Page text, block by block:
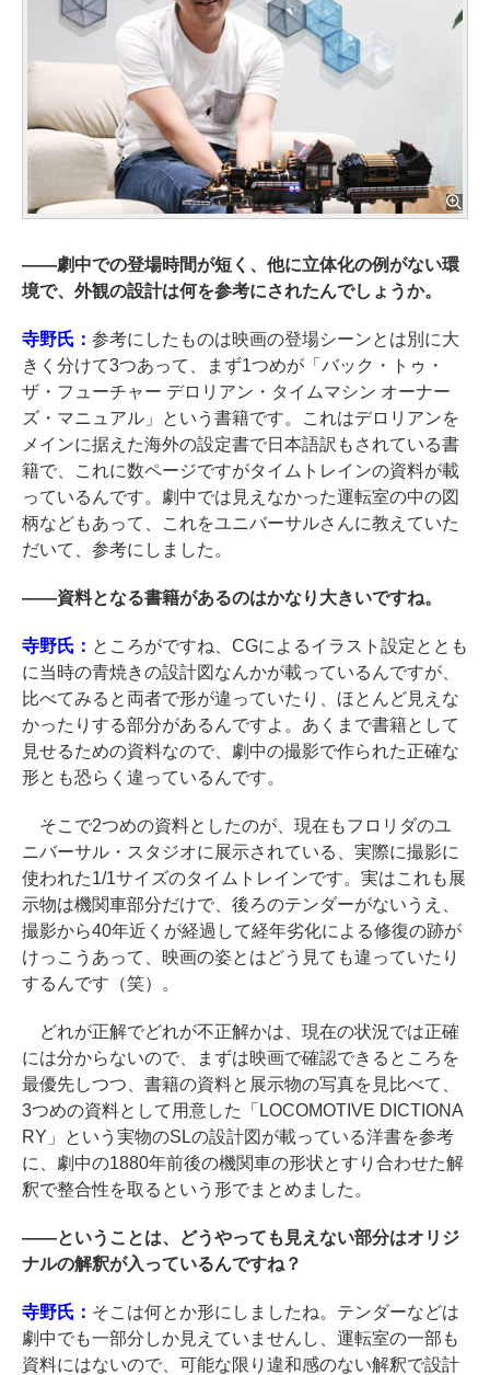
――劇中での登場時間が短く、他に立体化の例がない環
境で、外観の設計は何を参考にされたんでしょうか。
寺野氏： 参考にしたものは映画の登場シーンとは別に大
きく分けて3つあって、まず1つめが「バック・トゥ・
ザ・フューチャー デロリアン・タイムマシン オーナー
ズ・マニュアル」という書籍です。これはデロリアンを
メインに据えた海外の設定書で日本語訳もされている書
籍で、これに数ページですがタイムトレインの資料が載
っているんです。劇中では見えなかった運転室の中の図
柄などもあって、これをユニバーサルさんに教えていた
だいて、参考にしました。
――資料となる書籍があるのはかなり大きいですね。
寺野氏： ところがですね、CGによるイラスト設定ととも
に当時の青焼きの設計図なんかが載っているんですが、
比べてみると両者で形が違っていたり、ほとんど見えな
かったりする部分があるんですよ。あくまで書籍として
見せるための資料なので、劇中の撮影で作られた正確な
形とも恐らく違っているんです。
そこで2つめの資料としたのが、現在もフロリダのユ
ニバーサル・スタジオに展示されている、実際に撮影に
使われた1/1サイズのタイムトレインです。実はこれも展
示物は機関車部分だけで、後ろのテンダーがないうえ、
撮影から40年近くが経過して経年劣化による修復の跡が
けっこうあって、映画の姿とはどう見ても違っていたり
するんです（笑）。
どれが正解でどれが不正解かは、現在の状況では正確
には分からないので、まずは映画で確認できるところを
最優先しつつ、書籍の資料と展示物の写真を見比べて、
3つめの資料として用意した「LOCOMOTIVE DICTIONA
RY」という実物のSLの設計図が載っている洋書を参考
に、劇中の1880年前後の機関車の形状とすり合わせた解
釈で整合性を取るという形でまとめました。
――ということは、どうやっても見えない部分はオリジ
ナルの解釈が入っているんですね？
寺野氏： そこは何とか形にしましたね。テンダーなどは
劇中でも一部分しか見えていませんし、運転室の一部も
資料にはないので、可能な限り違和感のない解釈で設計